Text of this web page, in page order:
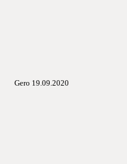
Gero 19.09.2020